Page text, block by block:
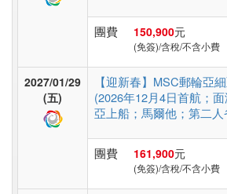
台
團費 150,900元
(免簽)/含稅/不含小費
2027/01/29
(五)
【迎新春】MSC郵輪亞
(2026年12月4日首航；
亞上船；馬爾他；第二人
團費 161,900元
(免簽)/含稅/不含小費